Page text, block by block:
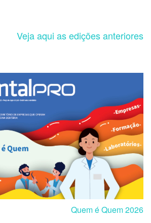
Veja aqui as edições anteriores
Quem é Quem 2026